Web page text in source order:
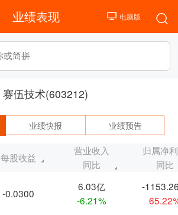
业绩表现
赛伍技术(603212)
业绩快报 业绩预告
每股收益
营业收入
同比
归属净
同比
-0.0300
6.03亿
-6.21%
-